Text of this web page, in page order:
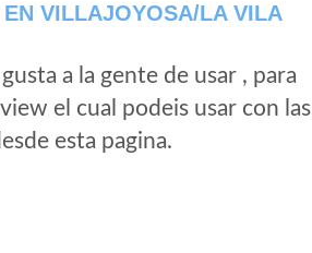
VILLAJOYOSA/LA VILA
a la gente de usar , para
el cual podeis usar con las
esta pagina.